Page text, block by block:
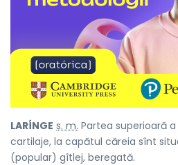
LARÍNGE s. m. Partea superioară
cartilaje, la capătul căreia sînt
(popular) gîtlej, beregată.